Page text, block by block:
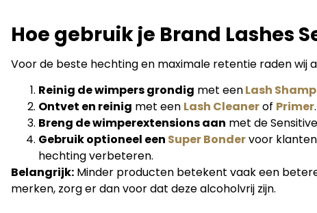
Hoe gebruik je Brand Lashes
Voor de beste hechting en maximale retentie raden wij
Reinig de wimpers grondig met eenLash
Ontvet en reinig met een Lash Cleanerof Primer
Breng de wimperextensions aan met de
Gebruik optioneel een Super Bondervoor
hechting verbeteren.
Belangrijk: Minder producten betekent vaak een
merken, zorg er dan voor dat deze alcoholvrij zijn.